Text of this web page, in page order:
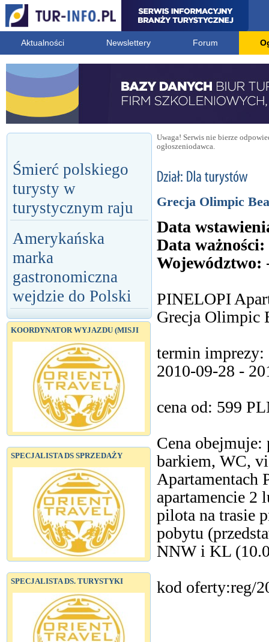
Aktualności Newslettery Forum
Śmierć polskiego
turysty w
turystycznym raju
Amerykańska
marka
gastronomiczna
wejdzie do Polski
KOORDYNATOR WYJAZDU (MISJI
SPECJALISTA DS SPRZEDAŻY
SPECJALISTA DS. TURYSTYKI
Uwaga! Serwis nie bierze
ogłoszeniodawca.
Grecja Olimpic
Data
Data ważności:
Województwo:
PINELOPI
Grecja Olimpic
termin imprezy:
2010-09-28 -
cena od: 599
Cena obejmuje:
barkiem, WC,
Apartamentach
apartamencie 2
pilota na trasie
pobytu
NNW i KL
kod oferty:reg/